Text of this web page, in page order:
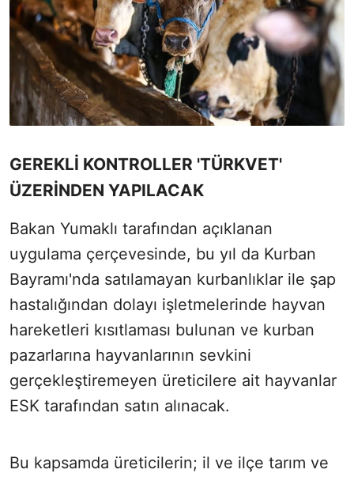
GEREKLİ KONTROLLER 'TÜRKVET'
ÜZERİNDEN YAPILACAK
Bakan Yumaklı tarafından açıklanan
uygulama çerçevesinde, bu yıl da Kurban
Bayramı'nda satılamayan kurbanlıklar ile şap
hastalığından dolayı işletmelerinde hayvan
hareketleri kısıtlaması bulunan ve kurban
pazarlarına hayvanlarının sevkini
gerçekleştiremeyen üreticilere ait hayvanlar
ESK tarafından satın alınacak.
Bu kapsamda üreticilerin; il ve ilçe tarım ve